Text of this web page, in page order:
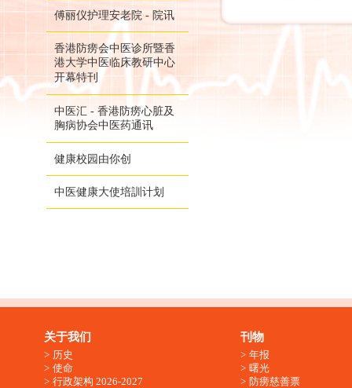
傅丽仪护理安老院 - 院讯
香港防痨会中医诊所暨香
港大学中医临床教研中心
开幕特刊
中医汇 - 香港防痨心脏及
胸病协会中医药通讯
健康校园由你创
中医健康大使培訓计划
关于我们
历史
使命
行政架构 2026-2027
刊物
年报
曙光
防痨慈善票